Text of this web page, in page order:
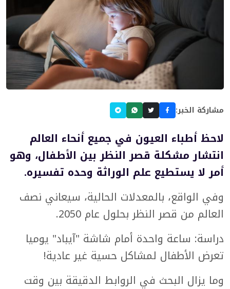
مشاركة الخبر:
لاحظ أطباء العيون في جميع أنحاء العالم
انتشار مشكلة قصر النظر بين الأطفال، وهو
أمر لا يستطيع علم الوراثة وحده تفسيره.
وفي الواقع، بالمعدلات الحالية، سيعاني نصف
العالم من قصر النظر بحلول عام 2050.
دراسة: ساعة واحدة أمام شاشة "آيباد" يوميا
تعرض الأطفال لمشاكل حسية غير عادية!
وما يزال البحث في الروابط الدقيقة بين وقت